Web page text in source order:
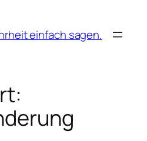
einfach sagen.